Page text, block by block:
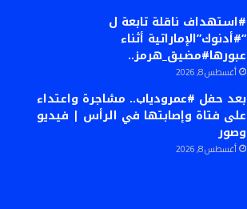
#استهداف ناقلة تابعة ل
“#أدنوك”الإماراتية أثناء
عبورها#مضيق_هرمز..
أغسطس 8, 2026
بعد حفل #عمرودياب.. مشاجرة واعتداء
على فتاة وإصابتها في الرأس | فيديو
وصور
أغسطس 8, 2026